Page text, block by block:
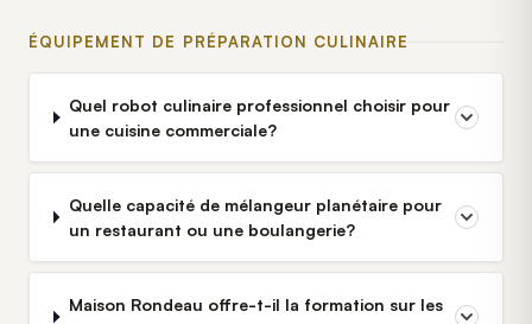
ÉQUIPEMENT DE PRÉPARATION CULINAIRE
Quel robot culinaire professionnel choisir pour
une cuisine commerciale?
Quelle capacité de mélangeur planétaire pour
un restaurant ou une boulangerie?
Maison Rondeau offre-t-il la formation sur les